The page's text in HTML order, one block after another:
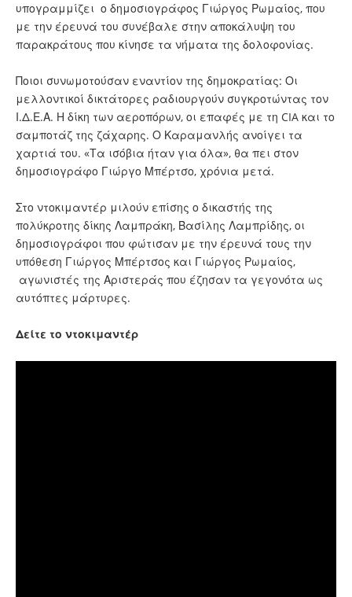
υπογραμμίζει ο δημοσιογράφος Γιώργος Ρωμαίος, που
με την έρευνά του συνέβαλε στην αποκάλυψη του
παρακράτους που κίνησε τα νήματα της δολοφονίας.
Ποιοι συνωμοτούσαν εναντίον της δημοκρατίας: Οι
μελλοντικοί δικτάτορες ραδιουργούν συγκροτώντας τον
Ι.Δ.Ε.Α. Η δίκη των αεροπόρων, οι επαφές με τη CIA και το
σαμποτάζ της ζάχαρης. Ο Καραμανλής ανοίγει τα
χαρτιά του. «Τα ισόβια ήταν για όλα», θα πει στον
δημοσιογράφο Γιώργο Μπέρτσο, χρόνια μετά.
Στο ντοκιμαντέρ μιλούν επίσης ο δικαστής της
πολύκροτης δίκης Λαμπράκη, Βασίλης Λαμπρίδης, οι
δημοσιογράφοι που φώτισαν με την έρευνά τους την
υπόθεση Γιώργος Μπέρτσος και Γιώργος Ρωμαίος,
αγωνιστές της Αριστεράς που έζησαν τα γεγονότα ως
αυτόπτες μάρτυρες.
Δείτε το ντοκιμαντέρ